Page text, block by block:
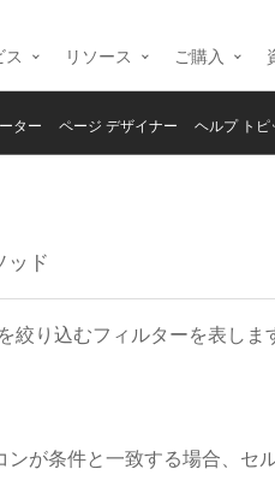
リソース ご購入
ター ページ デザイナー ヘルプ ト
ッド
り込むフィルターを表しま
が条件と一致する場合、セ